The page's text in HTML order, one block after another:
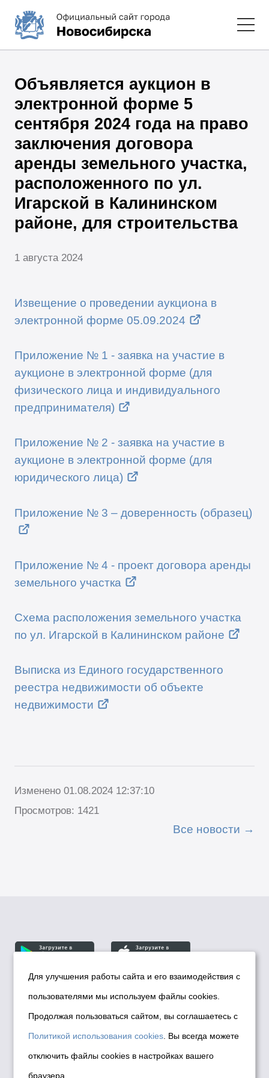
Объявляется аукцион в
электронной форме 5
сентября 2024 года на право
заключения договора
аренды земельного участка,
расположенного по ул.
Игарской в Калининском
районе, для строительства
1 августа 2024
Извещение о проведении аукциона в
электронной форме 05.09.2024
Приложение № 1 - заявка на участие в
аукционе в электронной форме (для
физического лица и индивидуального
предпринимателя)
Приложение № 2 - заявка на участие в
аукционе в электронной форме (для
юридического лица)
Приложение № 3 – доверенность (образец)
Приложение № 4 - проект договора аренды
земельного участка
Схема расположения земельного участка
по ул. Игарской в Калининском районе
Выписка из Единого государственного
реестра недвижимости об объекте
недвижимости
Изменено 01.08.2024 12:37:10
Просмотров: 1421
Все новости
© Департамент информационной политики мэрии
города Новосибирска, 2026
Политика использования Cookies
Политика по обработке персональных
данных в информационных системах
Для улучшения работы сайта и его взаимодействия с
пользователями мы используем файлы cookies.
Продолжая пользоваться сайтом, вы соглашаетесь с
Политикой использования cookies . Вы всегда можете
отключить файлы cookies в настройках вашего
браузера